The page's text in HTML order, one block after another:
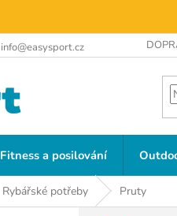
info@easysport.cz
Fitness a posilování
Rybářské potřeby Pruty